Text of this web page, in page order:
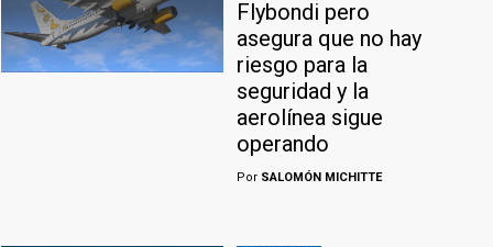
Flybondi pero
asegura que no hay
riesgo para la
seguridad y la
aerolínea sigue
operando
Por SALOMÓN MICHITTE